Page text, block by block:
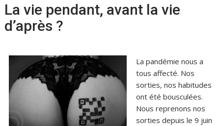
La vie pendant, avant la vie
d’après ?
La pandémie nous a
tous affecté. Nos
sorties, nos habitudes
ont été bousculées.
Nous reprenons nos
sorties depuis le 9 juin